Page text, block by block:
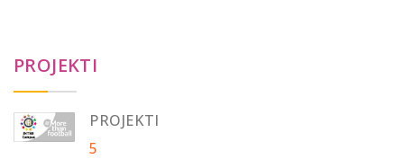
PROJEKTI
PROJEKTI
5